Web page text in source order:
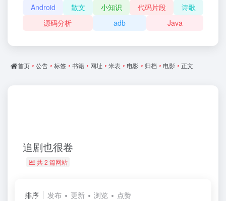
Android 散文 小知识 代码片段
诗歌
源码分析
adb Java
首页 • 公告 • 标签 • 书籍 • 网址 • 米表 • 电影 • 归档 • 电影 • 正文
追剧也很卷
共 2 篇网站
排序 发布 更新 浏览 点赞